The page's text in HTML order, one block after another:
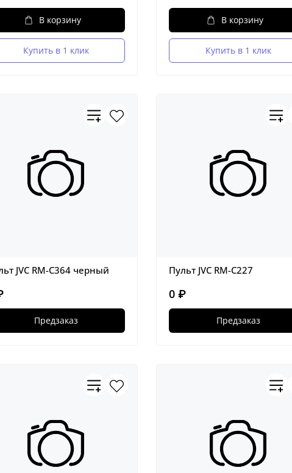
В корзину
Купить в 1 клик
В корзину
Купить в 1 клик
JVC RM-C364 черный
Предзаказ
Пульт JVC RM-C227
0 ₽
Предзаказ